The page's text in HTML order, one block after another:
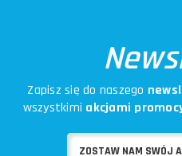
Zapisz się do naszego
wszystkimi akcjami